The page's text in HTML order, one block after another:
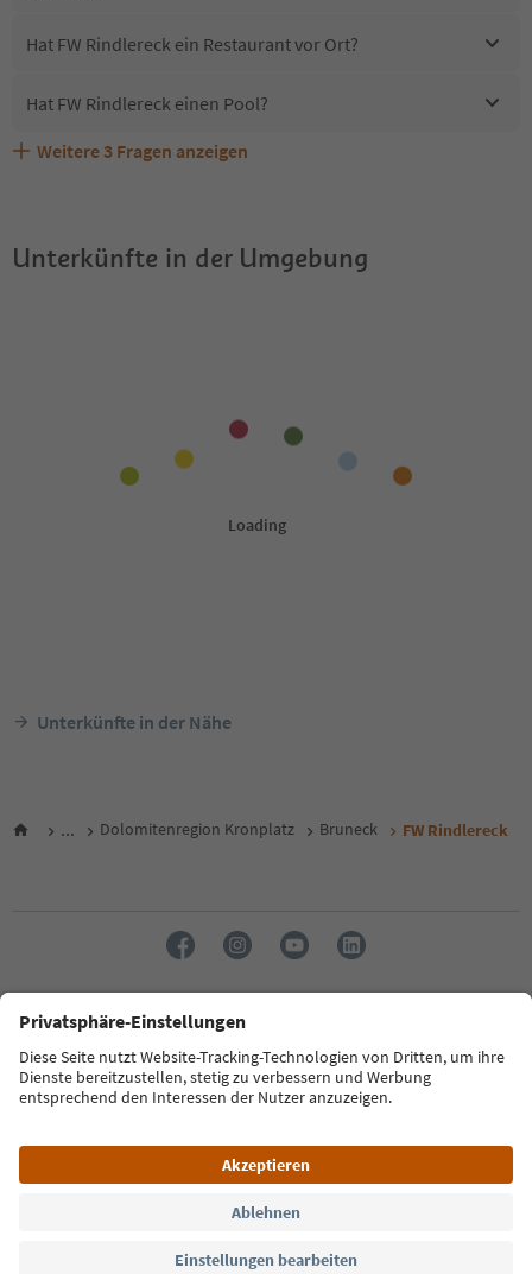
Hat FW Rindlereck ein Restaurant vor Ort?
Hat FW Rindlereck einen Pool?
Sind Haustiere in der Unterkunft FW Rindlereck erlaubt?
Welche Services bietet FW Rindlereck?
Erhalten die Gäste von FW Rindlereck einen Südtirol
Weitere 3 Fragen anzeigen
Unterkünfte in der Umgebung
Unterkünfte in der Nähe
... Dolomitenregion Kronplatz Bruneck FW Rindlereck
Sprache: Deutsch
FAQ Kontakt Presse MICE Datenschutzerklärung
Zugänglichkeitserklärung